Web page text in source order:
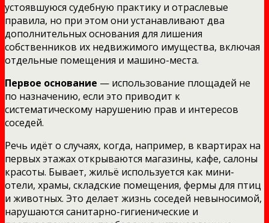
устоявшуюся судебную практику и отраслевые
правила, но при этом они устанавливают два
дополнительных основания для лишения
собственников их недвижимого имущества, включая
отдельные помещения и машино-места.
Первое основание — использование площадей не
по назначению, если это приводит к
систематическому нарушению прав и интересов
соседей.
Речь идёт о случаях, когда, например, в квартирах на
первых этажах открываются магазины, кафе, салоны
красоты. Бывает, жильё используется как мини-
отели, храмы, складские помещения, фермы для птиц
и животных. Это делает жизнь соседей невыносимой,
нарушаются санитарно-гигиенические и